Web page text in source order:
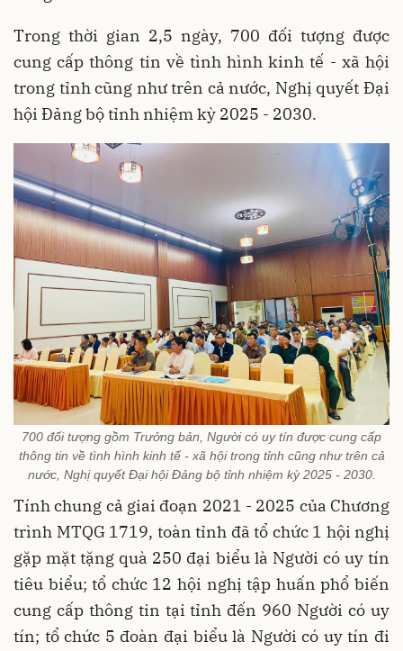
Trong thời gian 2,5 ngày, 700 đối tượng được
cung cấp thông tin về tình hình kinh tế - xã hội
trong tỉnh cũng như trên cả nước, Nghị quyết Đại
hội Đảng bộ tỉnh nhiệm kỳ 2025 - 2030.
700 đối tượng gồm Trưởng bản, Người có uy tín được cung cấp
thông tin về tình hình kinh tế - xã hội trong tỉnh cũng như trên cả
nước, Nghị quyết Đại hội Đảng bộ tỉnh nhiệm kỳ 2025 - 2030.
Tính chung cả giai đoạn 2021 - 2025 của Chương
trình MTQG 1719, toàn tỉnh đã tổ chức 1 hội nghị
gặp mặt tặng quà 250 đại biểu là Người có uy tín
tiêu biểu; tổ chức 12 hội nghị tập huấn phổ biến
cung cấp thông tin tại tỉnh đến 960 Người có uy
tín; tổ chức 5 đoàn đại biểu là Người có uy tín đi